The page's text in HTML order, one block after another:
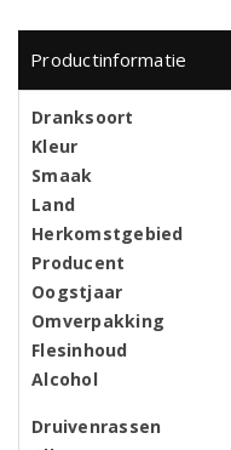
Productinformatie
Dranksoort
Kleur
Smaak
Land
Herkomstgebied
Producent
Oogstjaar
Omverpakking
Flesinhoud
Alcohol
Druivenrassen